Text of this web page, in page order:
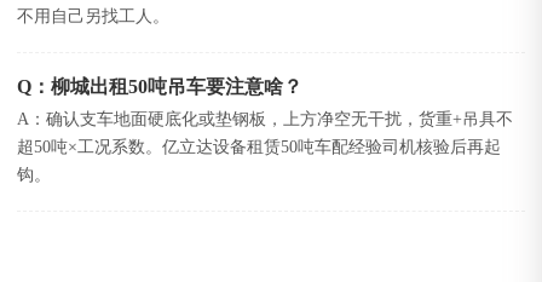
不用自己另找工人。
Q：柳城出租50吨吊车要注意啥？
A：确认支车地面硬底化或垫钢板，上方净空无干扰，货重+吊具不
超50吨×工况系数。亿立达设备租赁50吨车配经验司机核验后再起
钩。